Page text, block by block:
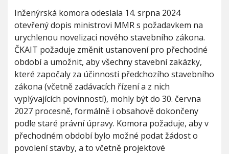
Inženýrská komora odeslala 14. srpna 2024
otevřený dopis ministrovi MMR s požadavkem na
urychlenou novelizaci nového stavebního zákona.
ČKAIT požaduje změnit ustanovení pro přechodné
období a umožnit, aby všechny stavební zakázky,
které započaly za účinnosti předchozího stavebního
zákona (včetně zadávacích řízení a z nich
vyplývajících povinností), mohly být do 30. června
2027 procesně, formálně i obsahově dokončeny
podle staré právní úpravy. Komora požaduje, aby v
přechodném období bylo možné podat žádost o
povolení stavby, a to včetně projektové